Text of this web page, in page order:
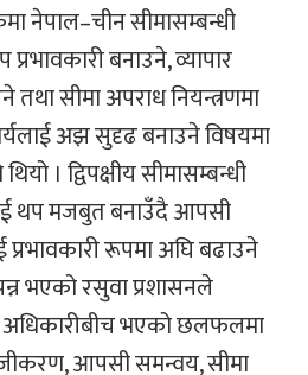
नेपाल–चीन सीमासम्बन्धी
बनाउने, व्यापार
तथा सीमा अपराध नियन्त्रणमा
अझ सुदृढ बनाउने विषयमा
। द्विपक्षीय सीमासम्बन्धी
थप मजबुत बनाउँदै आपसी
रूपमा अघि बढाउने
भएको रसुवा प्रशासनले
भएको छलफलमा
आपसी समन्वय, सीमा